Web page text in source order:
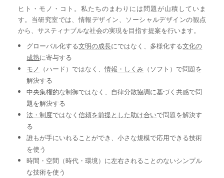
ヒト・モノ・コト。私たちのまわりには問題が山積していま
す。当研究室では、情報デザイン、ソーシャルデザインの観点
から、サスティナブルな社会の実現を目指す提案を行います。
グローバル化する文明の成長にではなく、多様化する文化の
成熟に寄与する
モノ （ハード）ではなく、情報・しくみ （ソフト）で問題を
解決する
中央集権的な制御ではなく、自律分散協調に基づく共感で問
題を解決する
法・制度ではなく信頼を前提とした助け合いで問題を解決す
る
誰もが手にいれることができ、小さな規模で応用できる技術
を使う
時間・空間（時代・環境）に左右されることのないシンプル
な技術を使う